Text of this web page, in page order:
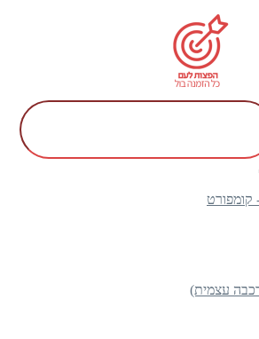
קומפורט
עצמית)